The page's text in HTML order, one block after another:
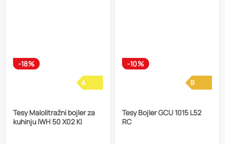
-18%
A
Tesy Malolitražni bojler za
kuhinju IWH 50 X02 KI
-10%
B
Tesy Bojler GCU 1015 L52
RC